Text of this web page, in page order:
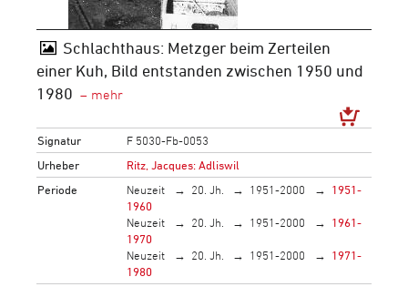
Schlachthaus: Metzger beim Zerteilen
einer Kuh, Bild entstanden zwischen 1950 und
1980
Signatur
F 5030-Fb-0053
Urheber
Ritz, Jacques: Adliswil
Periode
Neuzeit 20. Jh. 1951-2000
1951-
1960
Neuzeit
20. Jh. 1951-2000
1961-
1970
Neuzeit
20. Jh. 1951-2000
1971-
1980